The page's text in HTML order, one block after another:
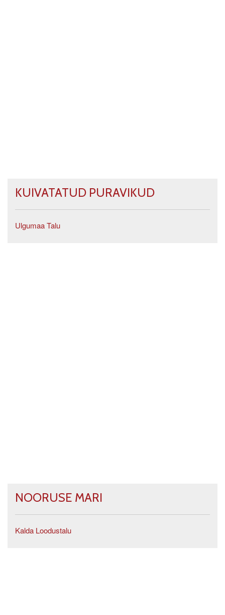
KUIVATATUD PURAVIKUD
Ulgumaa Talu
NOORUSE MARI
Kalda Loodustalu